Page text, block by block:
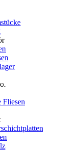
Fliesen